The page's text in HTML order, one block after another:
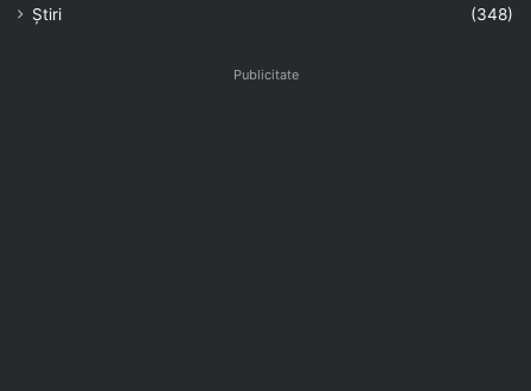
Știri
(348)
Publicitate